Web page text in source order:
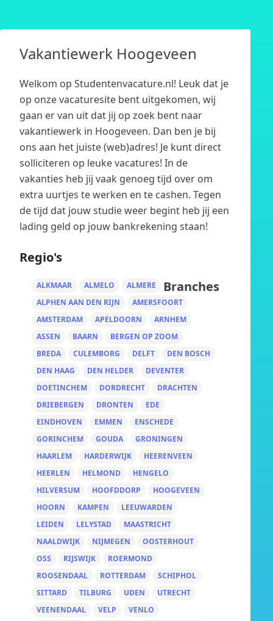
Vakantiewerk Hoogeveen
Welkom op Studentenvacature.nl! Leuk dat je
op onze vacaturesite bent uitgekomen, wij
gaan er van uit dat jij op zoek bent naar
vakantiewerk in Hoogeveen. Dan ben je bij
ons aan het juiste (web)adres! Je kunt direct
solliciteren op leuke vacatures! In de
vakanties heb jij vaak genoeg tijd over om
extra uurtjes te werken en te cashen. Tegen
de tijd dat jouw studie weer begint heb jij een
lading geld op jouw bankrekening staan!
Regio's
ALKMAAR ALMELO
ALMERE
ALPHEN AAN DEN RIJN
AMERSFOORT
AMSTERDAM
APELDOORN
ARNHEM
ASSEN
BAARN
BERGEN OP ZOOM
BREDA
CULEMBORG DELFT
DEN BOSCH
DEN HAAG
DEN HELDER
DEVENTER
DOETINCHEM
DORDRECHT
DRACHTEN
DRIEBERGEN
DRONTEN
EDE
EINDHOVEN
EMMEN
ENSCHEDE
GORINCHEM
GOUDA
GRONINGEN
HAARLEM
HARDERWIJK
HEERENVEEN
HEERLEN
HELMOND
HENGELO
HILVERSUM
HOOFDDORP
HOOGEVEEN
HOORN
KAMPEN
LEEUWARDEN
LEIDEN
LELYSTAD
MAASTRICHT
NAALDWIJK
NIJMEGEN
OOSTERHOUT
OSS
RIJSWIJK
ROERMOND
ROOSENDAAL
ROTTERDAM
SCHIPHOL
SITTARD
TILBURG UDEN
UTRECHT
VEENENDAAL
VELP
VENLO
Branches